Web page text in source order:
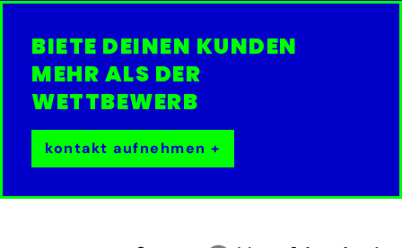
BIETE DEINEN KUNDEN
MEHR ALS DER
WETTBEWERB
kontakt aufnehmen